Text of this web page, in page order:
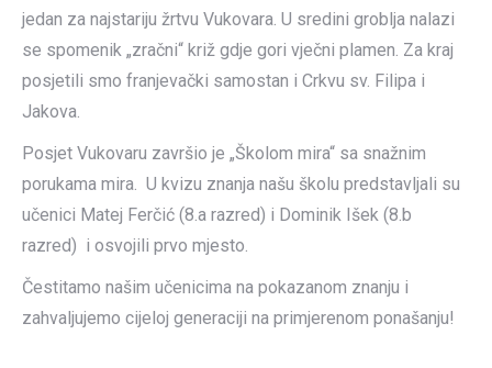
jedan za najstariju žrtvu Vukovara. U sredini groblja nalazi
se spomenik „zračni“ križ gdje gori vječni plamen. Za kraj
posjetili smo franjevački samostan i Crkvu sv. Filipa i
Jakova.
Posjet Vukovaru završio je „Školom mira“ sa snažnim
porukama mira. U kvizu znanja našu školu predstavljali su
učenici Matej Ferčić (8.a razred) i Dominik Išek (8.b
razred) i osvojili prvo mjesto.
Čestitamo našim učenicima na pokazanom znanju i
zahvaljujemo cijeloj generaciji na primjerenom ponašanju!